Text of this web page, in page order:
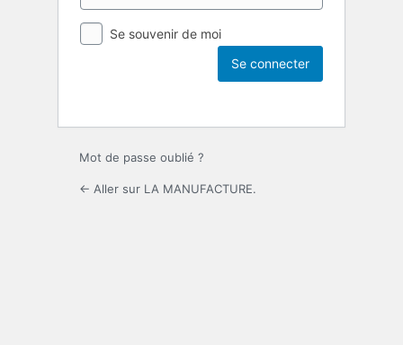
Se souvenir de moi
Mot de passe oublié ?
← Aller sur LA MANUFACTURE.